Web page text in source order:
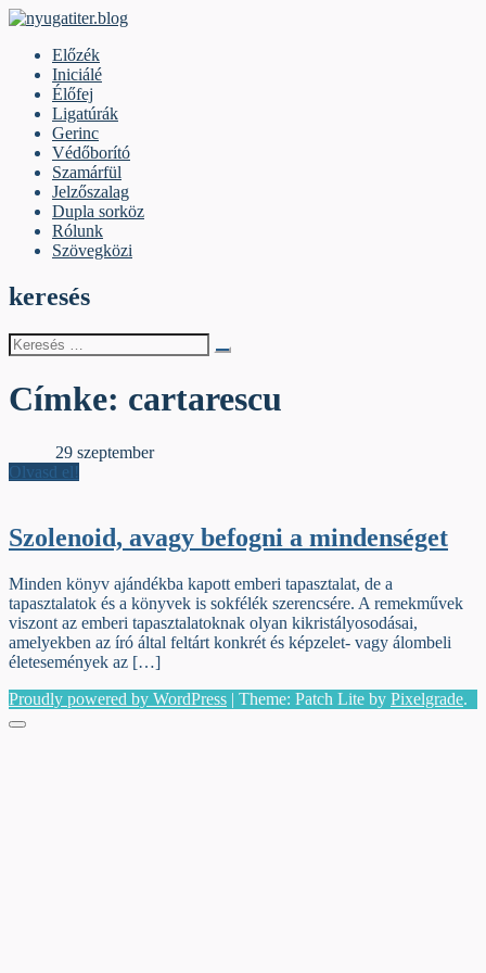
Skip
contentElőzék
Iniciálé
Élőfej
Ligatúrák
Gerinc
Védőborító
Szamárfül
Jelzőszalag
Dupla sorköz
Rólunk
Szövegközi
keresés
Keresés
erre:
Címke: cartarescu
29 szeptember
Olvasd el!
Szolenoid, avagy befogni a mindenséget
Minden könyv ajándékba kapott emberi tapasztalat, de a
tapasztalatok és a könyvek is sokfélék szerencsére. A remekművek
viszont az emberi tapasztalatoknak olyan kikristályosodásai,
amelyekben az író által feltárt konkrét és képzelet- vagy álombeli
életesemények az […]
Proudly powered by WordPress | Theme: Patch Lite by Pixelgrade.
Menu